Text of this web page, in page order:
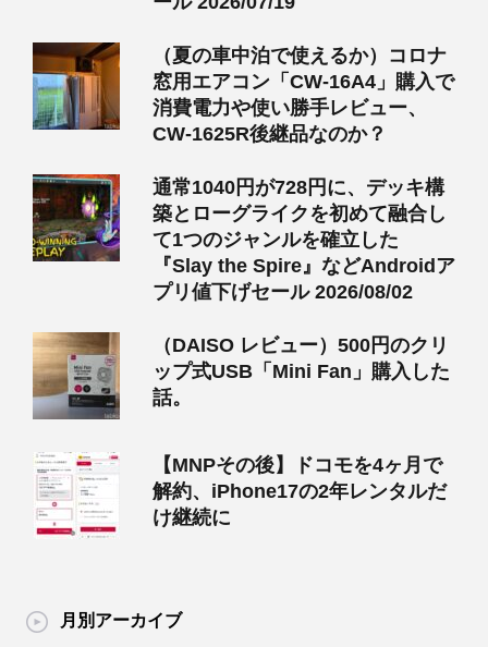
（夏の車中泊で使えるか）コロナ
窓用エアコン「CW-16A4」購入で
消費電力や使い勝手レビュー、
CW-1625R後継品なのか？
通常1040円が728円に、デッキ構
築とローグライクを初めて融合し
て1つのジャンルを確立した
『Slay the Spire』などAndroidア
プリ値下げセール 2026/08/02
（DAISO レビュー）500円のクリ
ップ式USB「Mini Fan」購入した
話。
【MNPその後】ドコモを4ヶ月で
解約、iPhone17の2年レンタルだ
け継続に
月別アーカイブ